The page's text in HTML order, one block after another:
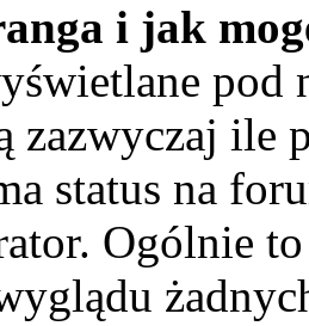
i jak
zazwyczaj ile
status na
Ogólnie